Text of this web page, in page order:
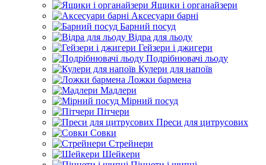
Ящики і органайзери
Аксесуари барні
Барний посуд
Відра для льоду
Гейзери і джигери
Подрібнювачі льоду
Кулери для напоїв
Ложки бармена
Мадлери
Мірний посуд
Пітчери
Преси для цитрусових
Совки
Стрейнери
Шейкери